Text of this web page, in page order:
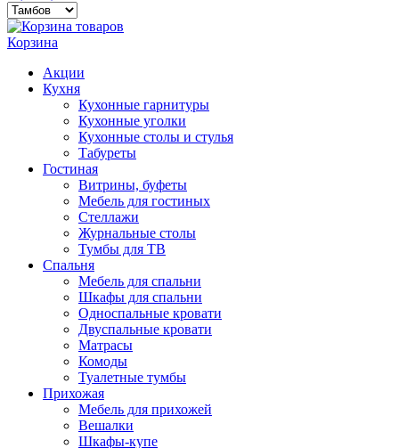
Корзина
Акции
Кухня
Кухонные гарнитуры
Кухонные уголки
Кухонные столы и стулья
Табуреты
Гостиная
Витрины, буфеты
Мебель для гостиных
Стеллажи
Журнальные столы
Тумбы для ТВ
Спальня
Мебель для спальни
Шкафы для спальни
Односпальные кровати
Двуспальные кровати
Матрасы
Комоды
Туалетные тумбы
Прихожая
Мебель для прихожей
Вешалки
Шкафы-купе